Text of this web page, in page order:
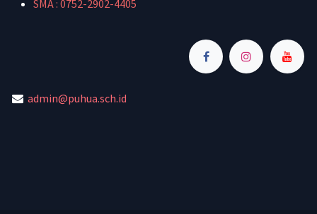
SMA : 0752-2902-4405
admin@puhua.sch.id